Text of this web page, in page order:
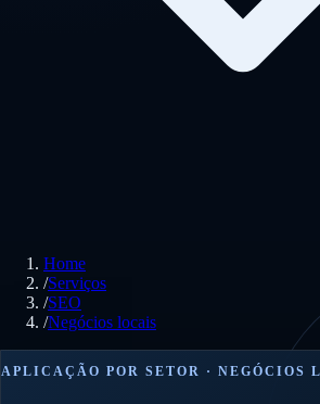
Home
/Serviços
/SEO
/Negócios locais
APLICAÇÃO POR SETOR · NEGÓCIOS